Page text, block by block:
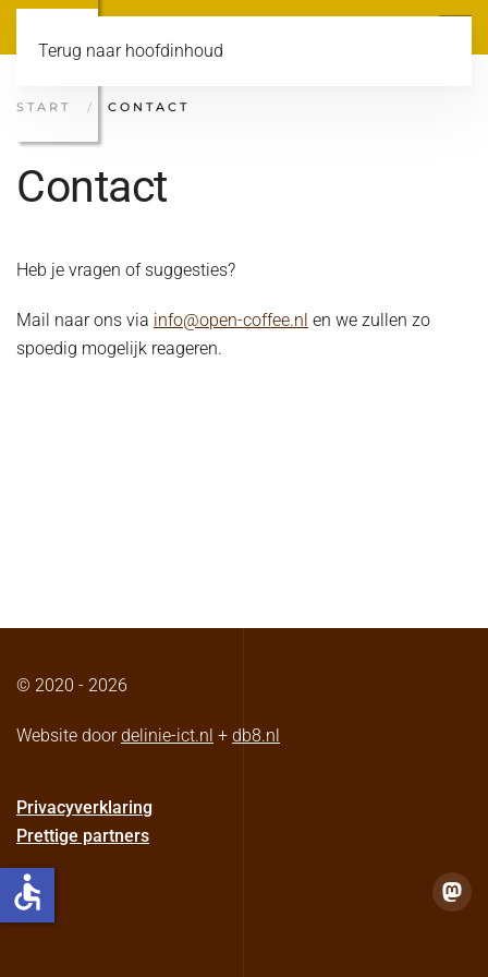
Terug naar hoofdinhoud
START CONTACT
Contact
Heb je vragen of suggesties?
Mail naar ons via info@open-coffee.nl en we zullen zo
spoedig mogelijk reageren.
© 2020 - 2026
Website doordelinie-ict.nl + db8.nl
Privacyverklaring
Prettige partners
accessible